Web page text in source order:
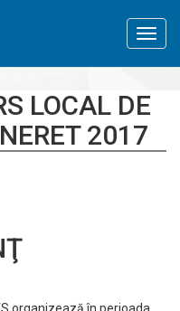
LOCAL DE
2017